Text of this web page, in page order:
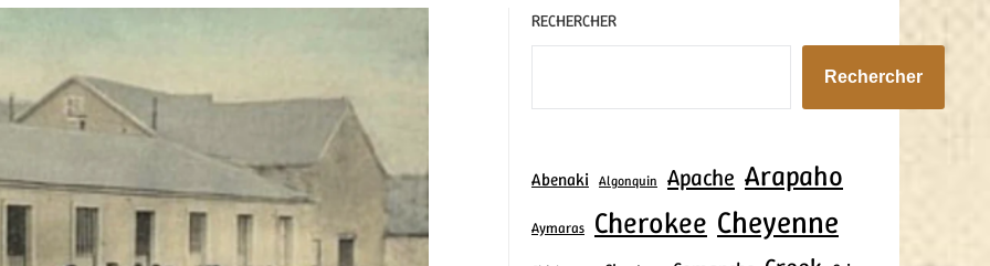
RECHERCHER
Rechercher
Abenaki Algonquin Apache Arapaho
Aymaras Cherokee Cheyenne